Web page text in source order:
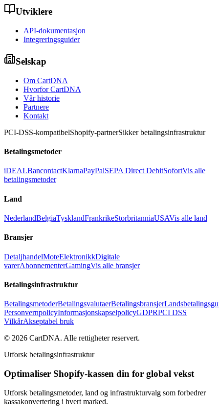
Utviklere
API-dokumentasjon
Integreringsguider
Selskap
Om CartDNA
Hvorfor CartDNA
Vår historie
Partnere
Kontakt
PCI-DSS-kompatibelShopify-partnerSikker betalingsinfrastruktur
Betalingsmetoder
iDEALBancontactKlarnaPayPalSEPA Direct DebitSofortVis alle
betalingsmetoder
Land
NederlandBelgiaTysklandFrankrikeStorbritanniaUSAVis alle land
Bransjer
DetaljhandelMoteElektronikkDigitale
varerAbonnementerGamingVis alle bransjer
Betalingsinfrastruktur
BetalingsmetoderBetalingsvalutaerBetalingsbransjer
PersonvernpolicyInformasjonskapselpolicyGDPRPCI DSS
VilkårAkseptabel bruk
© 2026 CartDNA. Alle rettigheter reservert.
Utforsk betalingsinfrastruktur
Optimaliser Shopify-kassen din for global vekst
Utforsk betalingsmetoder, land og infrastrukturvalg som forbedrer
kassakonvertering i hvert marked.